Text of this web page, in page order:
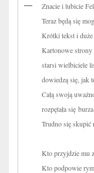
Znacie i lubicie
Teraz będą się
Krótki tekst i duże
Kartonowe strony
starsi wielbiciele
dowiedzą się, jak
Całą swoją
rozpętała się
Trudno się
Kto przyjdzie mu
Kto podpowie